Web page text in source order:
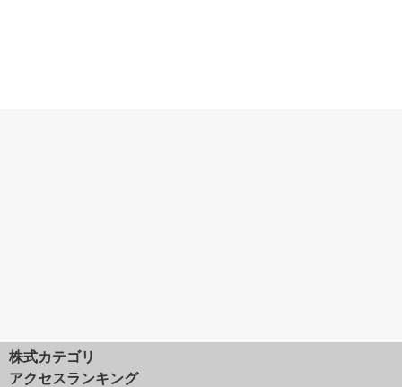
株式カテゴリ
アクセスランキング